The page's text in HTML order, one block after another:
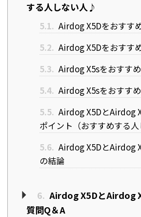
する人しない人♪
5.1. Airdog X5Dをおすす
5.2. Airdog X5Dをおすす
5.3. Airdog X5sをおすす
5.4. Airdog X5sをおすす
5.5. Airdog X5DとAirdog
ポイント（おすすめする人
5.6. Airdog X5DとAirdog
の結論
6. Airdog X5DとAirdog
質問Q＆A